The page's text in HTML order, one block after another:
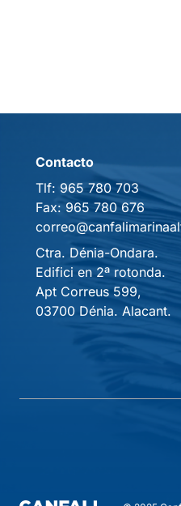
Contacto
Tlf: 965 780 703
Fax: 965 780 676
Ctra. Dénia-Ondara.
Edifici en 2ª rotonda.
Apt Correus 599,
03700 Dénia. Alacant.